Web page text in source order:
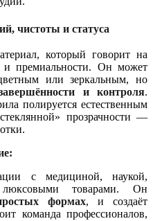
чистоты и статуса
который говорит на
и премиальности. Он может
или зеркальным, но
и контроля.
полируется естественным
прозрачности —
с медициной, наукой,
товарами. Он
формах, и создаёт
команда профессионалов,